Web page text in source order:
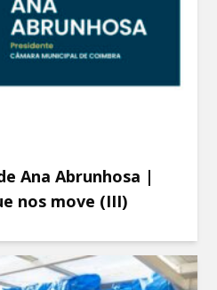
Ana Abrunhosa |
nos move (III)